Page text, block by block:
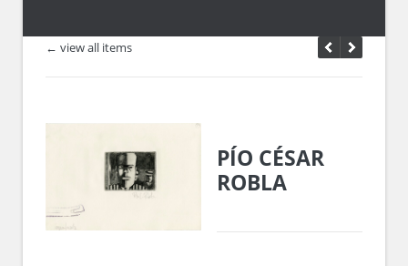
← view all items
PÍO CÉSAR
ROBLA